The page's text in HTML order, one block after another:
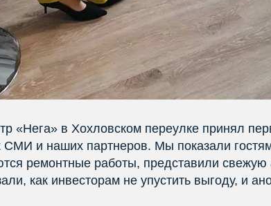
«Нега» в Хохловском переулке принял
СМИ и наших партнеров. Мы показали
ремонтные работы, представили свежую
как инвесторам не упустить выгоду, и